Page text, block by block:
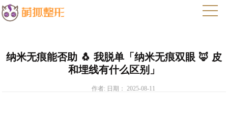
纳米无痕能否助 🐧 我脱单「纳米无痕双眼 🦊 皮
和埋线有什么区别」
作者: 日期： 2025-08-11